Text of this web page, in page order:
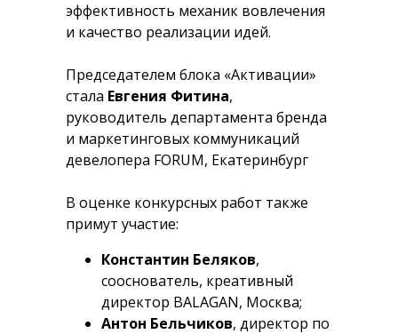
эффективность механик вовлечения
и качество реализации идей.
Председателем блока «Активации»
стала Евгения Фитина,
руководитель департамента бренда
и маркетинговых коммуникаций
девелопера FORUM, Екатеринбург
В оценке конкурсных работ также
примут участие:
Константин Беляков,
сооснователь, креативный
директор BALAGAN, Москва;
Антон Бельчиков, директор по